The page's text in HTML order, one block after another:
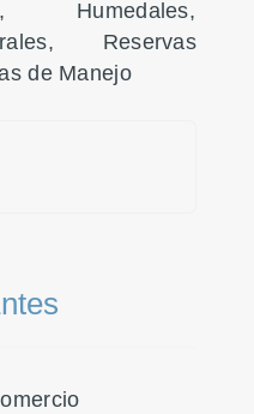
Humedales,
Reservas
de Manejo